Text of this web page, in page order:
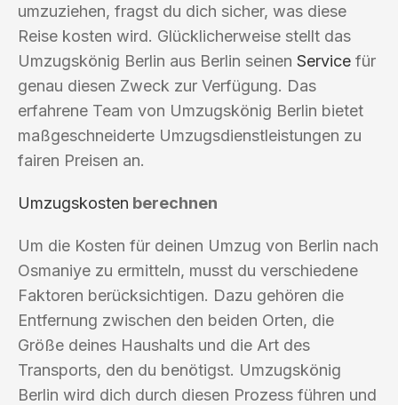
umzuziehen, fragst du dich sicher, was diese
Reise kosten wird. Glücklicherweise stellt das
Umzugskönig Berlin aus Berlin seinen Service für
genau diesen Zweck zur Verfügung. Das
erfahrene Team von Umzugskönig Berlin bietet
maßgeschneiderte Umzugsdienstleistungen zu
fairen Preisen an.
Umzugskosten berechnen
Um die Kosten für deinen Umzug von Berlin nach
Osmaniye zu ermitteln, musst du verschiedene
Faktoren berücksichtigen. Dazu gehören die
Entfernung zwischen den beiden Orten, die
Größe deines Haushalts und die Art des
Transports, den du benötigst. Umzugskönig
Berlin wird dich durch diesen Prozess führen und